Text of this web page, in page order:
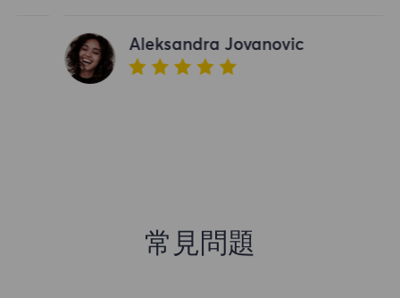
Aleksandra Jovanovic
常見問題